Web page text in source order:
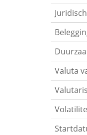
Valuta